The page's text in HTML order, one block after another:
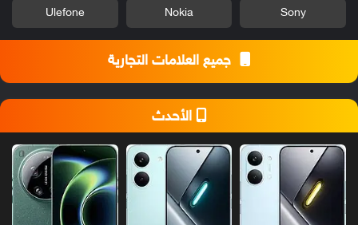
Sony
Nokia
Ulefone
جميع العلامات التجارية
الأحدث